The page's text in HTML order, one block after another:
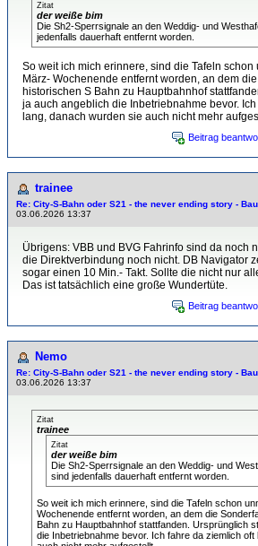
Zitat
der weiße bim
Die Sh2-Sperrsignale an den Weddig- und
jedenfalls dauerhaft entfernt worden.
So weit ich mich erinnere, sind die Tafeln schon
März- Wochenende entfernt worden, an dem
historischen S Bahn zu Hauptbahnhof
ja auch angeblich die Inbetriebnahme bevor.
lang, danach wurden sie auch nicht mehr
Beitrag
trainee
Re: City-S-Bahn oder S21 - the never ending story -
03.06.2026 13:37
Übrigens: VBB und BVG Fahrinfo sind da noch
die Direktverbindung noch nicht. DB Navigator
sogar einen 10 Min.- Takt. Sollte die nicht nur
Das ist tatsächlich eine große Wundertüte.
Beitrag
Nemo
Re: City-S-Bahn oder S21 - the never ending story -
03.06.2026 13:37
Zitat
trainee
Zitat
der weiße bim
Die Sh2-Sperrsignale an den Weddig- und
sind jedenfalls dauerhaft entfernt worden.
So weit ich mich erinnere, sind die Tafeln schon
Wochenende entfernt worden, an dem die
Bahn zu Hauptbahnhof stattfanden. Ursprünglich
die Inbetriebnahme bevor. Ich fahre da ziemlich